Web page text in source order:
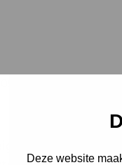
Deze website
2024
ogen zien’,